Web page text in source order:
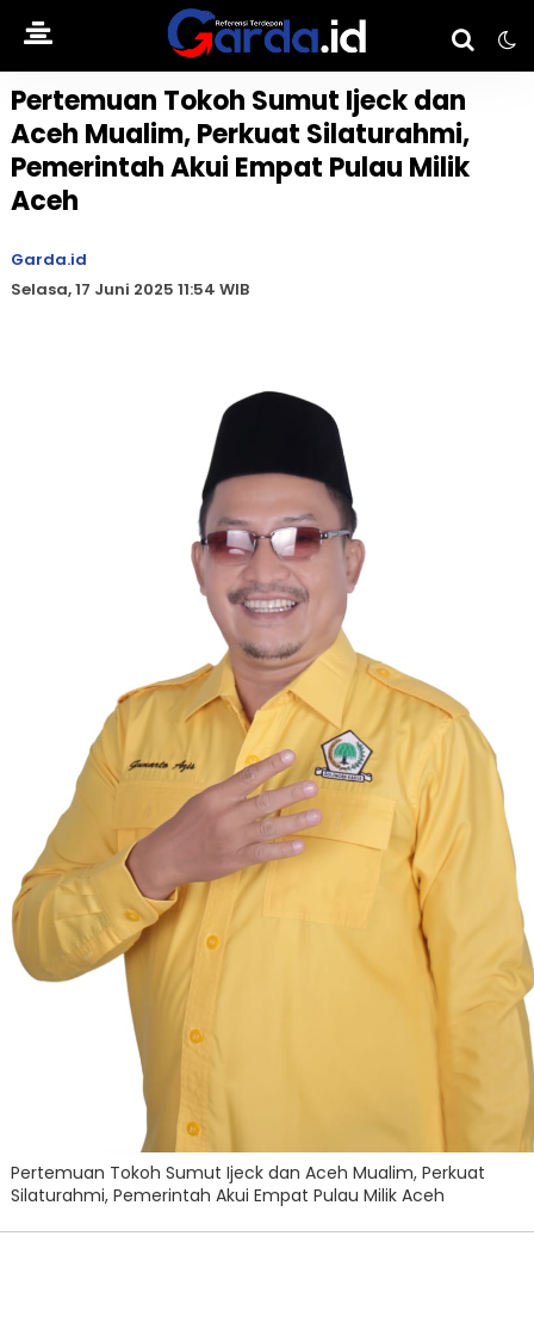
Pertemuan Tokoh Sumut Ijeck dan
Aceh Mualim, Perkuat Silaturahmi,
Pemerintah Akui Empat Pulau Milik
Aceh
Garda.id
Selasa, 17 Juni 2025 11:54 WIB
Pertemuan Tokoh Sumut Ijeck dan Aceh Mualim, Perkuat
Silaturahmi, Pemerintah Akui Empat Pulau Milik Aceh